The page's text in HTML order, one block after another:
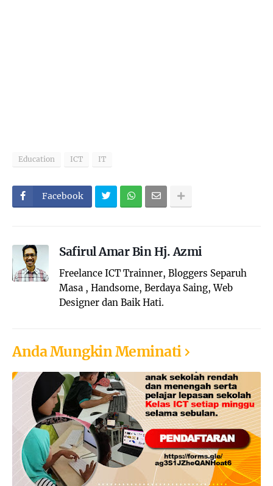
Education ICT IT
Facebook
Safirul Amar Bin Hj. Azmi
Freelance ICT Trainner, Bloggers Separuh
Masa , Handsome, Berdaya Saing, Web
Designer dan Baik Hati.
Anda Mungkin Meminati